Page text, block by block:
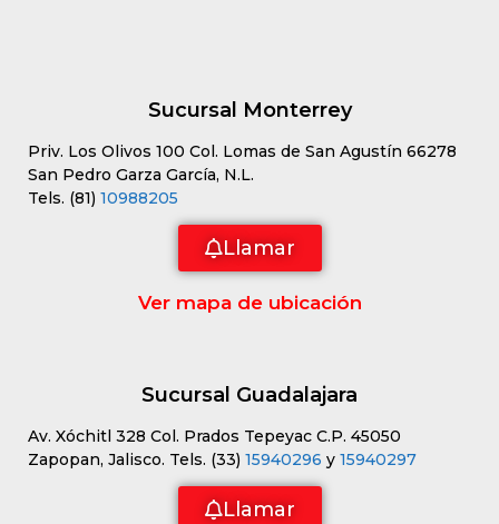
Sucursal Monterrey
Priv. Los Olivos 100 Col. Lomas de San Agustín 66278
San Pedro Garza García, N.L.
Tels. (81) 10988205
Llamar
Ver mapa de ubicación
Sucursal Guadalajara
Av. Xóchitl 328 Col. Prados Tepeyac C.P. 45050
Zapopan, Jalisco. Tels. (33) 15940296 y 15940297
Llamar